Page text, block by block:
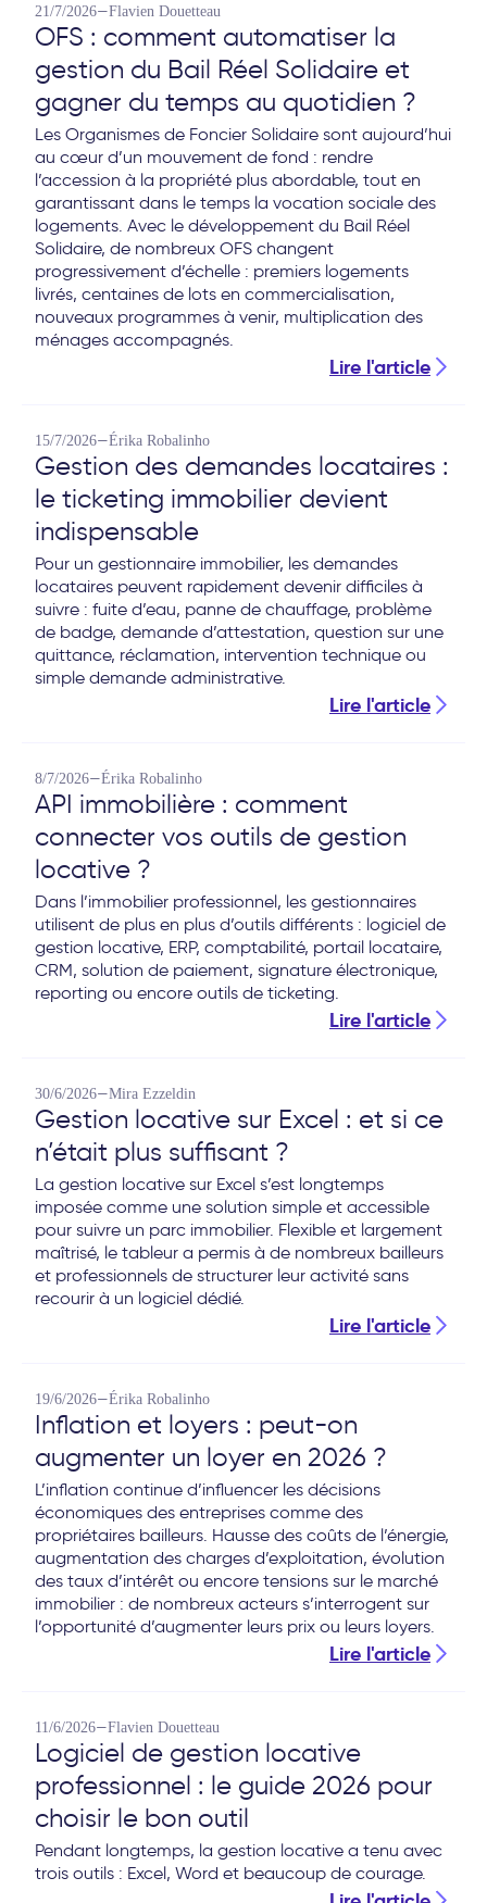
21/7/2026—Flavien Douetteau
OFS : comment automatiser la
gestion du Bail Réel Solidaire et
gagner du temps au quotidien ?
Les Organismes de Foncier Solidaire sont aujourd’hui
au cœur d’un mouvement de fond : rendre
l’accession à la propriété plus abordable, tout en
garantissant dans le temps la vocation sociale des
logements. Avec le développement du Bail Réel
Solidaire, de nombreux OFS changent
progressivement d’échelle : premiers logements
livrés, centaines de lots en commercialisation,
nouveaux programmes à venir, multiplication des
ménages accompagnés.
Lire l'article
15/7/2026—Érika Robalinho
Gestion des demandes locataires :
le ticketing immobilier devient
indispensable
Pour un gestionnaire immobilier, les demandes
locataires peuvent rapidement devenir difficiles à
suivre : fuite d’eau, panne de chauffage, problème
de badge, demande d’attestation, question sur une
quittance, réclamation, intervention technique ou
simple demande administrative.
Lire l'article
8/7/2026—Érika Robalinho
API immobilière : comment
connecter vos outils de gestion
locative ?
Dans l’immobilier professionnel, les gestionnaires
utilisent de plus en plus d’outils différents : logiciel de
gestion locative, ERP, comptabilité, portail locataire,
CRM, solution de paiement, signature électronique,
reporting ou encore outils de ticketing.
Lire l'article
30/6/2026—Mira Ezzeldin
Gestion locative sur Excel : et si ce
n’était plus suffisant ?
La gestion locative sur Excel s’est longtemps
imposée comme une solution simple et accessible
pour suivre un parc immobilier. Flexible et largement
maîtrisé, le tableur a permis à de nombreux bailleurs
et professionnels de structurer leur activité sans
recourir à un logiciel dédié.
Lire l'article
19/6/2026—Érika Robalinho
Inflation et loyers : peut-on
augmenter un loyer en 2026 ?
L’inflation continue d’influencer les décisions
économiques des entreprises comme des
propriétaires bailleurs. Hausse des coûts de l’énergie,
augmentation des charges d’exploitation, évolution
des taux d’intérêt ou encore tensions sur le marché
immobilier : de nombreux acteurs s’interrogent sur
l’opportunité d’augmenter leurs prix ou leurs loyers.
Lire l'article
11/6/2026—Flavien Douetteau
Logiciel de gestion locative
professionnel : le guide 2026 pour
choisir le bon outil
Pendant longtemps, la gestion locative a tenu avec
trois outils : Excel, Word et beaucoup de courage.